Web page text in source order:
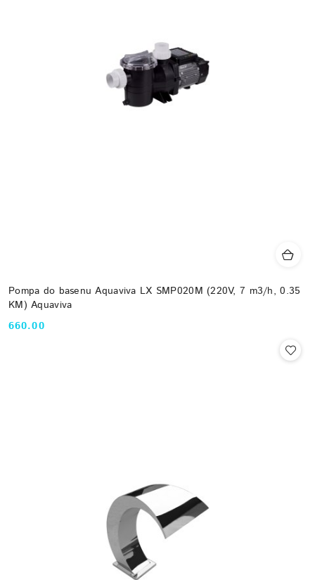
Pompa do basenu Aquaviva LX SMP020M (220V, 7 m3/h, 0.35
KM) Aquaviva
Cena:
660.00